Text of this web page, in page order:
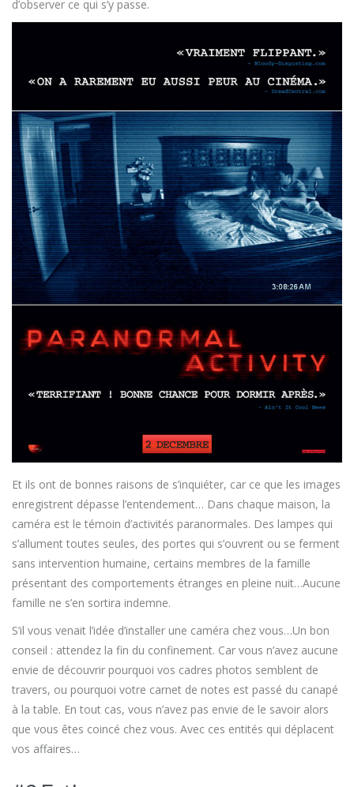
d’observer ce qui s’y passe.
Et ils ont de bonnes raisons de s’inquiéter, car ce que les images
enregistrent dépasse l’entendement… Dans chaque maison, la
caméra est le témoin d’activités paranormales. Des lampes qui
s’allument toutes seules, des portes qui s’ouvrent ou se ferment
sans intervention humaine, certains membres de la famille
présentant des comportements étranges en pleine nuit…Aucune
famille ne s’en sortira indemne.
S’il vous venait l’idée d’installer une caméra chez vous…Un bon
conseil : attendez la fin du confinement. Car vous n’avez aucune
envie de découvrir pourquoi vos cadres photos semblent de
travers, ou pourquoi votre carnet de notes est passé du canapé
à la table. En tout cas, vous n’avez pas envie de le savoir alors
que vous êtes coincé chez vous. Avec ces entités qui déplacent
vos affaires…